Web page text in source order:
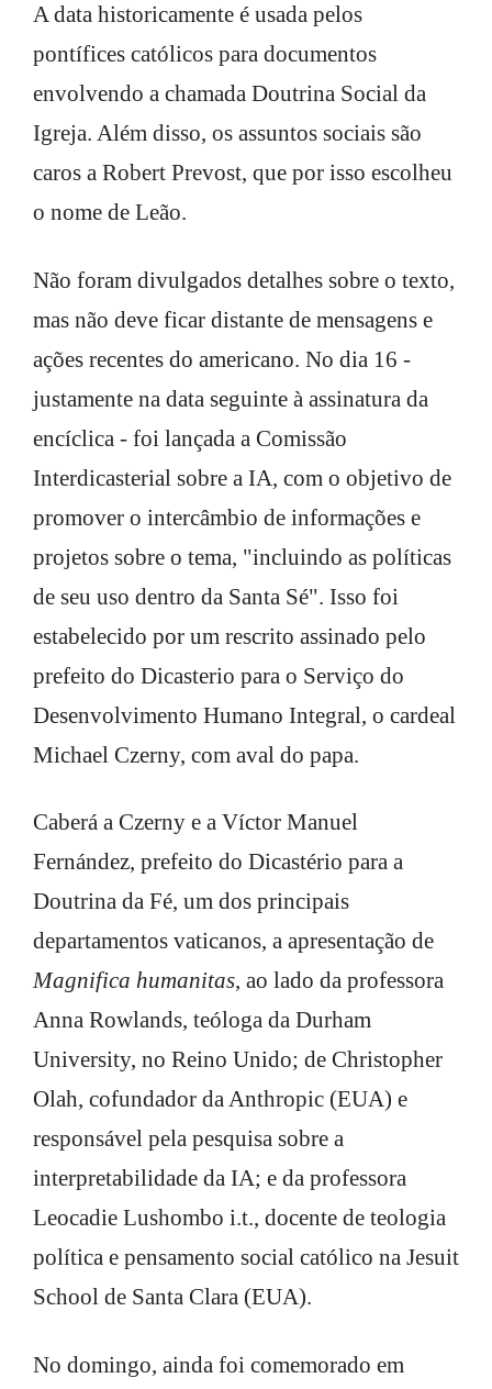
A data historicamente é usada pelos
pontífices católicos para documentos
envolvendo a chamada Doutrina Social da
Igreja. Além disso, os assuntos sociais são
caros a Robert Prevost, que por isso escolheu
o nome de Leão.
Não foram divulgados detalhes sobre o texto,
mas não deve ficar distante de mensagens e
ações recentes do americano. No dia 16 -
justamente na data seguinte à assinatura da
encíclica - foi lançada a Comissão
Interdicasterial sobre a IA, com o objetivo de
promover o intercâmbio de informações e
projetos sobre o tema, "incluindo as políticas
de seu uso dentro da Santa Sé". Isso foi
estabelecido por um rescrito assinado pelo
prefeito do Dicasterio para o Serviço do
Desenvolvimento Humano Integral, o cardeal
Michael Czerny, com aval do papa.
Caberá a Czerny e a Víctor Manuel
Fernández, prefeito do Dicastério para a
Doutrina da Fé, um dos principais
departamentos vaticanos, a apresentação de
Magnifica humanitas, ao lado da professora
Anna Rowlands, teóloga da Durham
University, no Reino Unido; de Christopher
Olah, cofundador da Anthropic (EUA) e
responsável pela pesquisa sobre a
interpretabilidade da IA; e da professora
Leocadie Lushombo i.t., docente de teologia
política e pensamento social católico na Jesuit
School de Santa Clara (EUA).
No domingo, ainda foi comemorado em